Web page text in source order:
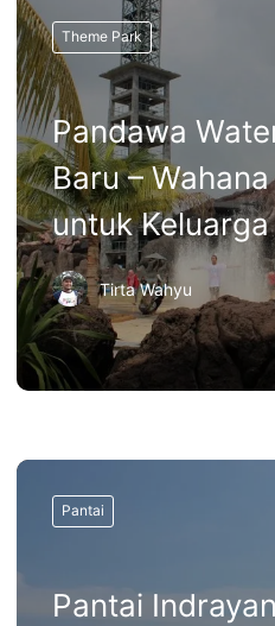
Theme Park
Pandawa
Baru –
untuk Keluarga
Tirta Wahyu
Pantai
Pantai